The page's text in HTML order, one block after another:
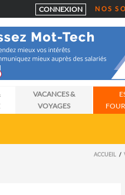
CONNEXION NOS
VACANCES &
VOYAGES
ACCUEIL